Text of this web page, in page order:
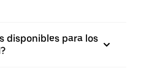
disponibles para los